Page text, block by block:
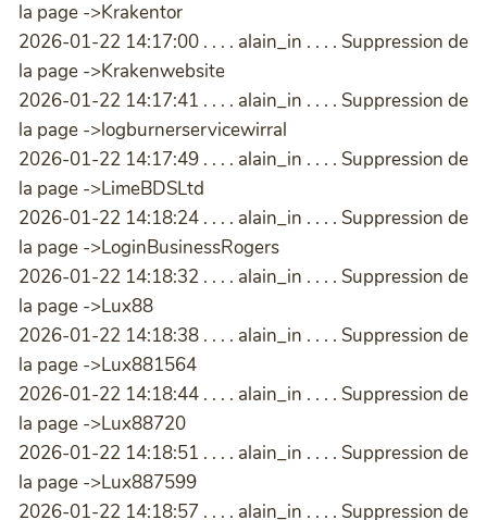
la page ->Krakentor
2026-01-22 14:17:00 . . . . alain_in . . . . Suppression de
la page ->Krakenwebsite
2026-01-22 14:17:41 . . . . alain_in . . . . Suppression de
la page ->logburnerservicewirral
2026-01-22 14:17:49 . . . . alain_in . . . . Suppression de
la page ->LimeBDSLtd
2026-01-22 14:18:24 . . . . alain_in . . . . Suppression de
la page ->LoginBusinessRogers
2026-01-22 14:18:32 . . . . alain_in . . . . Suppression de
la page ->Lux88
2026-01-22 14:18:38 . . . . alain_in . . . . Suppression de
la page ->Lux881564
2026-01-22 14:18:44 . . . . alain_in . . . . Suppression de
la page ->Lux88720
2026-01-22 14:18:51 . . . . alain_in . . . . Suppression de
la page ->Lux887599
2026-01-22 14:18:57 . . . . alain_in . . . . Suppression de